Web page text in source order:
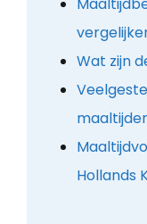
Wat zijn
Hollands